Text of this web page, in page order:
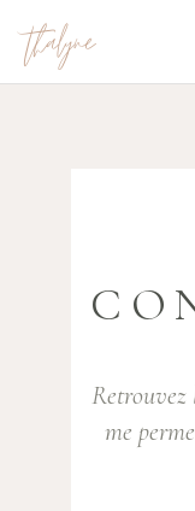
Retrouvez
me